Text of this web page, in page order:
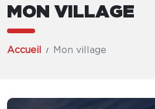
MON VILLAGE
Accueil Mon village